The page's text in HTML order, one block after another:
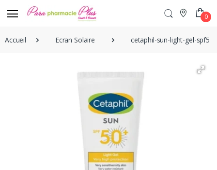
0
Accueil Ecran Solaire cetaphil-sun-light-gel-